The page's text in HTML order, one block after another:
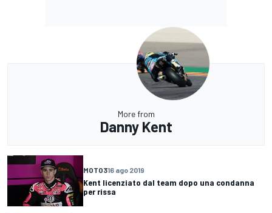
More from
Danny Kent
MOTO316 ago 2019
Kent licenziato dal team dopo una condanna
per rissa